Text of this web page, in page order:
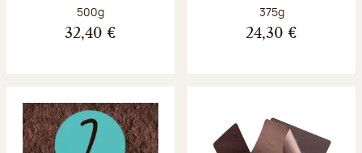
Poids net :
500g
32,40 €
Poids net :
375g
24,30 €